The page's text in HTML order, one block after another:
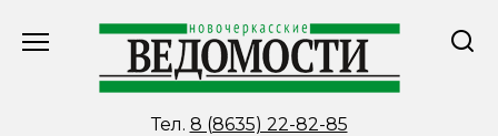
Тел. 8 (8635) 22-82-85